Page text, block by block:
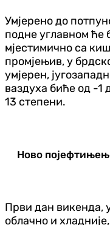
Умјерено до
подне углавном ће
мјестимично са
промјењив, у
умјерен,
ваздуха биће од -1
13 степени.
Ново
Први дан викенда,
облачно и